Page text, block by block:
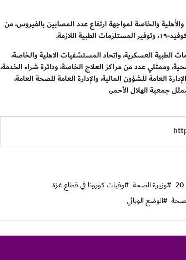
والخاصة لمواجهة ارتفاع عدد المصابين بالفيروس، من
اللازمة.
الطبية العسكرية، واتحاد المستشفيات الاهلية والخاصة،
وممثلي عدد من مراكز العلاج الخاصة، ودائرة شراء الخدمة،
العامة للشؤون المالية، والإدارة العامة للصحة العامة،
جمعية الهلال الأحمر.
#وزيرة الصحة #وفيات كورونا في قطاع غزة
#الوضع الوبائي